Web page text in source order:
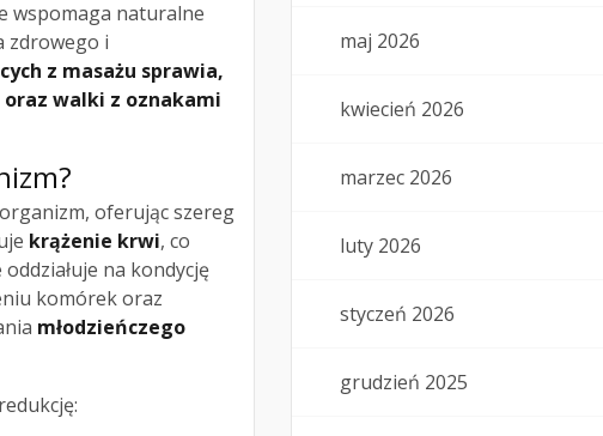
wspomaga naturalne
zdrowego i
z masażu sprawia,
walki z oznakami
oferując szereg
krążenie krwi, co
na kondycję
komórek oraz
młodzieńczego
maj 2026
kwiecień 2026
marzec 2026
luty 2026
styczeń 2026
grudzień 2025